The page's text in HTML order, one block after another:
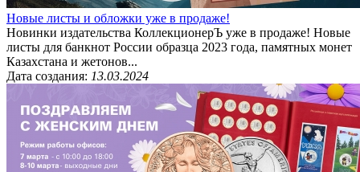
Новые листы и обложки уже в продаже!
Новинки издательства КоллекционерЪ уже в продаже! Новые
листы для банкнот России образца 2023 года, памятных монет
Казахстана и жетонов...
Дата создания: 13.03.2024